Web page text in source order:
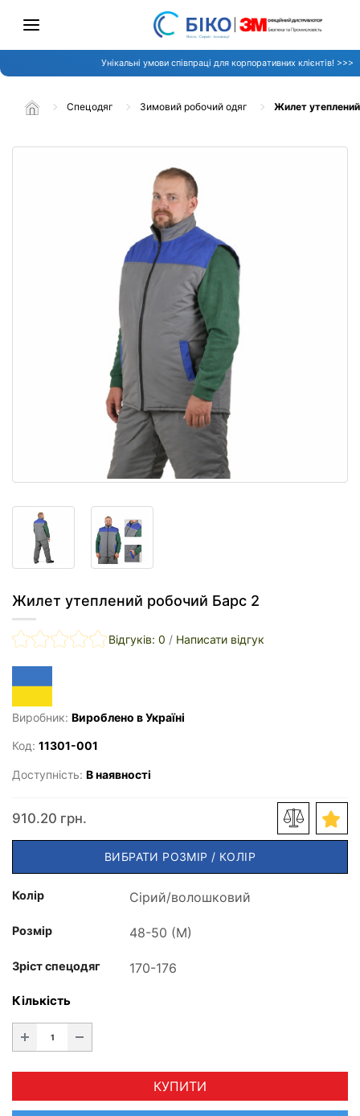
Унікальні умови співпраці для корпоративних клієнтів! >>>
Спецодяг Зимовий робочий одяг Жилет
Жилет утеплений робочий Барс 2
Відгуків: 0 / Написати відгук
Виробник: Вироблено в Україні
Код: 11301-001
Доступність: В наявності
910.20 грн.
ВИБРАТИ РОЗМІР / КОЛІР
Колір
Розмір
Зріст спецодяг
Кількість
КУПИТИ